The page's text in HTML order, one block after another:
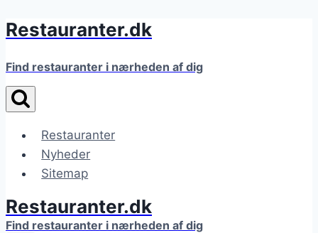
Fortsæt
indhold
Restauranter.dk
Find restauranter i nærheden af dig
Restauranter
Nyheder
Sitemap
Restauranter.dk
Find restauranter i nærheden af dig